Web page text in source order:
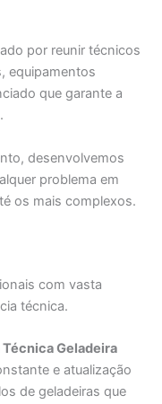
por reunir técnicos
equipamentos
que garante a
desenvolvemos
problema em
os mais complexos.
com vasta
técnica.
Geladeira
e atualização
de geladeiras que